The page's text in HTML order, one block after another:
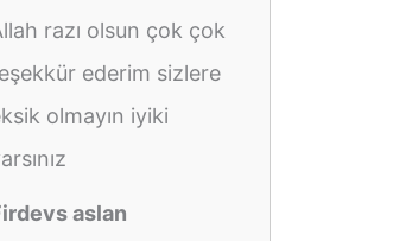
razı olsun çok çok
ederim sizlere
olmayın iyiki
aslan